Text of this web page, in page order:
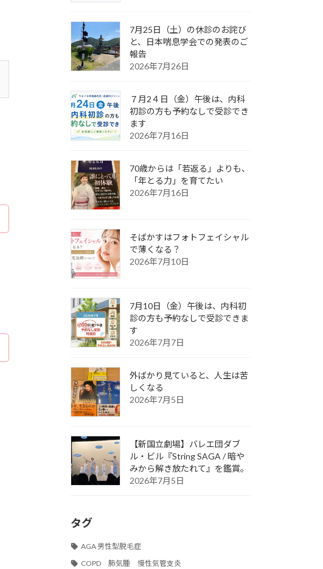
7月25日（土）の休診のお詫び
と、日本喘息学会での発表のご
報告
2026年7月26日
７月2４日（金）午後は、内科
初診の方も予約なしで受診でき
ます
2026年7月16日
70歳からは「若返る」よりも、
「年とる力」を育てたい
2026年7月16日
そばかすはフォトフェイシャル
で薄くなる？
2026年7月10日
7月10日（金）午後は、内科初
診の方も予約なしで受診できま
す
2026年7月7日
外ばかり見ていると、人生は苦
しくなる
2026年7月5日
【新国立劇場】バレエ団ダブ
ル・ビル『String SAGA / 暗や
みから解き放たれて』を鑑賞。
2026年7月5日
タグ
AGA 男性型脱毛症
COPD 肺気腫 慢性気管支炎